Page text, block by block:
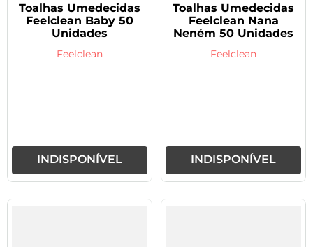
Toalhas Umedecidas
Feelclean Baby 50
Unidades
Feelclean
INDISPONÍVEL
Toalhas Umedecidas
Feelclean Nana
Neném 50 Unidades
Feelclean
INDISPONÍVEL